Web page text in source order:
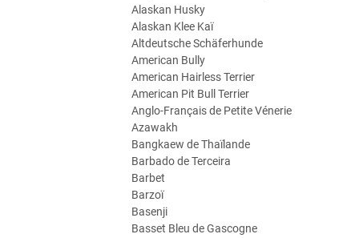
Alaskan Husky
Alaskan Klee Kaï
Altdeutsche Schäferhunde
American Bully
American Hairless Terrier
American Pit Bull Terrier
Anglo-Français de Petite Vénerie
Azawakh
Bangkaew de Thaïlande
Barbado de Terceira
Barbet
Barzoï
Basenji
Basset Bleu de Gascogne